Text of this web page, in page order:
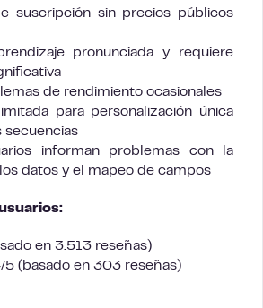
suscripción sin precios públicos
pronunciada y requiere
de rendimiento ocasionales
para personalización única
secuencias
informan problemas con la
datos y el mapeo de campos
en 3.513 reseñas)
5 (basado en 303 reseñas)